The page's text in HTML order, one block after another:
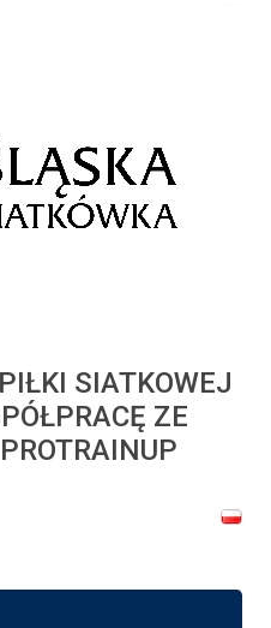
SIATKOWEJ
ZE